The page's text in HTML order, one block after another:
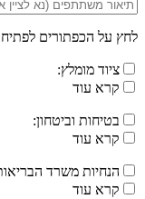
לחץ על הכפתורים
ציוד מומלץ:
קרא עוד
בטיחות וביטחון:
קרא עוד
הנחיות משרד
קרא עוד